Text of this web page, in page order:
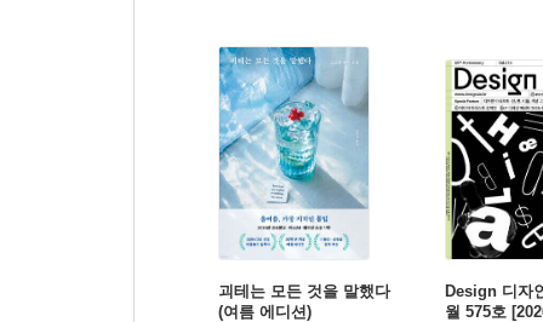
괴테는 모든 것을 말했다
(여름 에디션)
Design 디자
월 575호